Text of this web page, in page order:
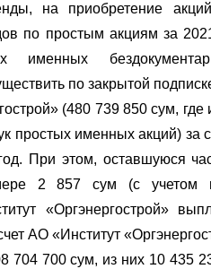
на приобретение акций
по простым акциям за
именных
по закрытой
(480 739 850 сум, где
простых именных акций) за
При этом, оставшуюся
2 857 сум (с учетом
«Оргэнергострой»
АО «Институт
700 сум, из них 10 435